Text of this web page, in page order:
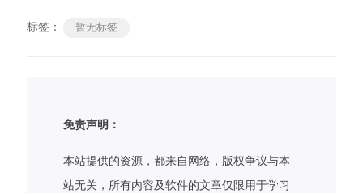
标签： 暂无标签
免责声明：
本站提供的资源，都来自网络，版权争议与本
站无关，所有内容及软件的文章仅限用于学习